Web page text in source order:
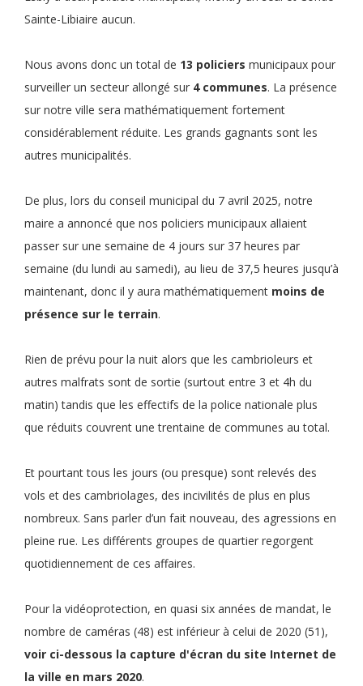
Sainte-Libiaire aucun.
Nous avons donc un total de 13 policiers municipaux pour
surveiller un secteur allongé sur 4 communes. La présence
sur notre ville sera mathématiquement fortement
considérablement réduite. Les grands gagnants sont les
autres municipalités.
De plus, lors du conseil municipal du 7 avril 2025, notre
maire a annoncé que nos policiers municipaux allaient
passer sur une semaine de 4 jours sur 37 heures par
semaine (du lundi au samedi), au lieu de 37,5 heures jusqu’à
maintenant, donc il y aura mathématiquement moins de
présence sur le terrain.
Rien de prévu pour la nuit alors que les cambrioleurs et
autres malfrats sont de sortie (surtout entre 3 et 4h du
matin) tandis que les effectifs de la police nationale plus
que réduits couvrent une trentaine de communes au total.
Et pourtant tous les jours (ou presque) sont relevés des
vols et des cambriolages, des incivilités de plus en plus
nombreux. Sans parler d’un fait nouveau, des agressions en
pleine rue. Les différents groupes de quartier regorgent
quotidiennement de ces affaires.
Pour la vidéoprotection, en quasi six années de mandat, le
nombre de caméras (48) est inférieur à celui de 2020 (51),
voir ci-dessous la capture d'écran du site Internet de
la ville en mars 2020.